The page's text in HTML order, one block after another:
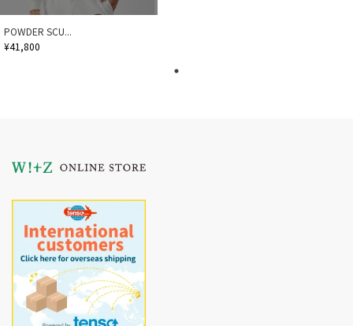
POWDER SCU...
¥41,800